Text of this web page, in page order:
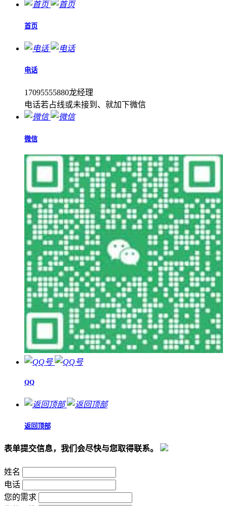
首页
电话
17095555880龙经理
电话若占线或未接到、就加下微信
微信
QQ
返回顶部
表单提交信息，我们会尽快与您取得联系。
姓名
电话
您的需求